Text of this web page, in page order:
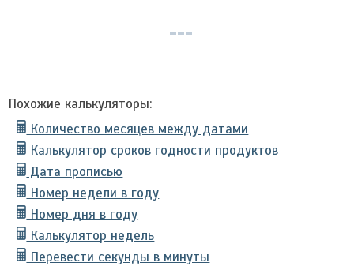
Похожие калькуляторы:
Количество месяцев между датами
Калькулятор сроков годности продуктов
Дата прописью
Номер недели в году
Номер дня в году
Калькулятор недель
Перевести секунды в минуты